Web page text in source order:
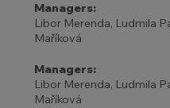
Managers:
Libor Merenda, Ludmila
Maříková
Managers:
Libor Merenda, Ludmila
Maříková